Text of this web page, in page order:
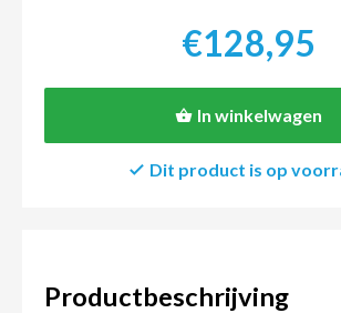
Productbeschrijving
€128,95
In winkelwagen
Dit product is op